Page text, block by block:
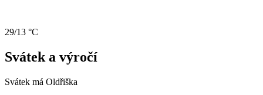
29/13 °C
Svátek a výročí
Svátek má Oldřiška